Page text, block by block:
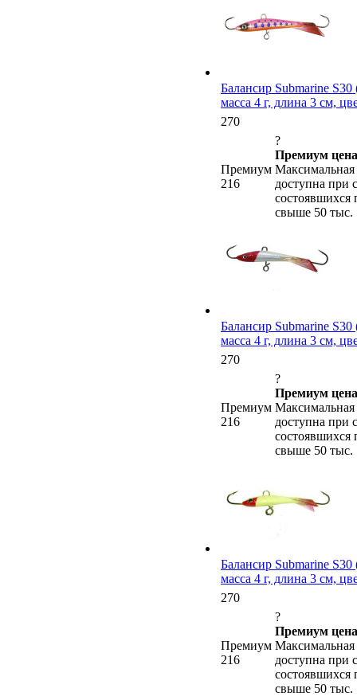
Балансир Submarine
масса 4 г, длина 3 см,
270
Премиум
216
?
Премиум
доступна при
состоявшихся
свыше 50 тыс.
Балансир Submarine
масса 4 г, длина 3 см,
270
Премиум
216
?
Премиум
доступна при
состоявшихся
свыше 50 тыс.
Балансир Submarine
масса 4 г, длина 3 см,
270
Премиум
216
?
Премиум
доступна при
состоявшихся
свыше 50 тыс.